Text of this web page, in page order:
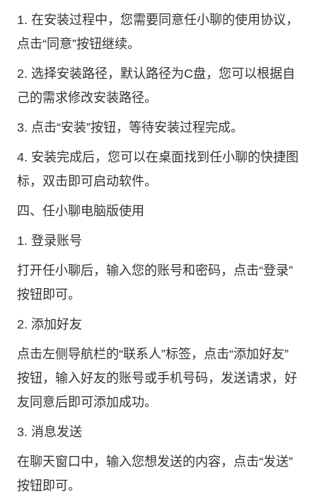
1. 在安装过程中，您需要同意任小聊的使用协议，
点击“同意”按钮继续。
2. 选择安装路径，默认路径为C盘，您可以根据自
己的需求修改安装路径。
3. 点击“安装”按钮，等待安装过程完成。
4. 安装完成后，您可以在桌面找到任小聊的快捷图
标，双击即可启动软件。
四、任小聊电脑版使用
1. 登录账号
打开任小聊后，输入您的账号和密码，点击“登录”
按钮即可。
2. 添加好友
点击左侧导航栏的“联系人”标签，点击“添加好友”
按钮，输入好友的账号或手机号码，发送请求，好
友同意后即可添加成功。
3. 消息发送
在聊天窗口中，输入您想发送的内容，点击“发送”
按钮即可。